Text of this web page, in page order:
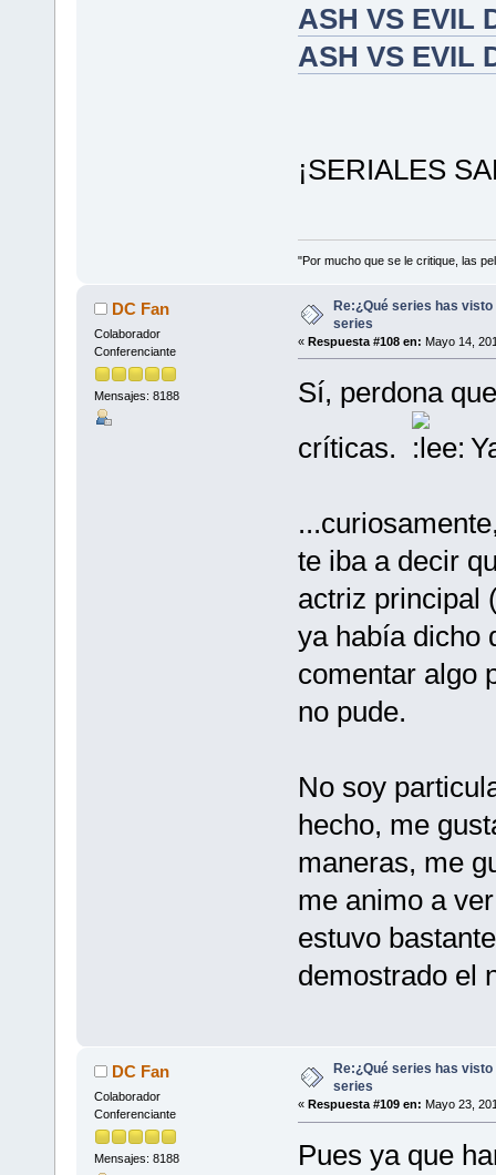
ASH VS EVIL
ASH VS EVIL
¡SERIALES
"Por mucho que se le critique, las
DC Fan
Colaborador
Conferenciante
Mensajes: 8188
Re:¿Qué series has
series
« Respuesta #108 en: Mayo 14,
Sí, perdona
críticas.
te iba a decir
actriz principal
ya había dicho
comentar algo
no pude.
No soy
hecho, me
maneras, me
me animo a
estuvo
demostrado el
DC Fan
Colaborador
Conferenciante
Mensajes: 8188
Re:¿Qué series has
series
« Respuesta #109 en: Mayo 23,
Pues ya que